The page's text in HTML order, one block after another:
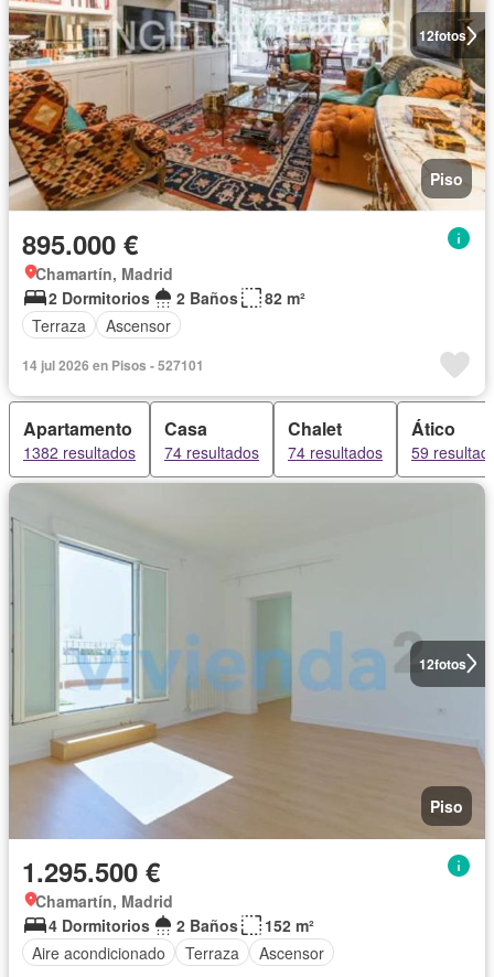
12fotos
Piso
895.000 €
Chamartín, Madrid
2 Dormitorios
2 Baños
82 m²
Terraza
Ascensor
14 jul 2026 en Pisos - 527101
Apartamento
1382 resultados
Casa
74 resultados
Chalet
74 resultados
Ático
59
12fotos
Piso
1.295.500 €
Chamartín, Madrid
4 Dormitorios
2 Baños
152 m²
Aire acondicionado
Terraza Ascensor